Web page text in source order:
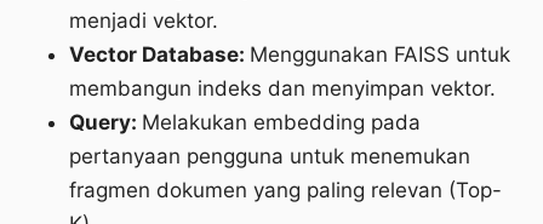
menjadi vektor.
Vector Database: Menggunakan FAISS untuk
membangun indeks dan menyimpan vektor.
Query: Melakukan embedding pada
pertanyaan pengguna untuk menemukan
fragmen dokumen yang paling relevan (Top-